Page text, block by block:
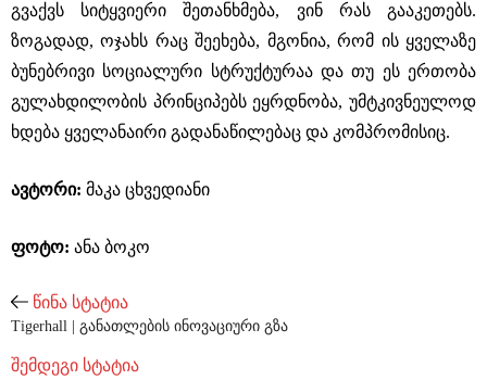
გვაქვს სიტყვიერი შეთანხმება, ვინ რას გააკეთებს.
ზოგადად, ოჯახს რაც შეეხება, მგონია, რომ ის ყველაზე
ბუნებრივი სოციალური სტრუქტურაა და თუ ეს ერთობა
გულახდილობის პრინციპებს ეყრდნობა, უმტკივნეულოდ
ხდება ყველანაირი გადანაწილებაც და კომპრომისიც.
ავტორი: მაკა ცხვედიანი
ფოტო: ანა ბოკო
წინა სტატია
Tigerhall | განათლების ინოვაციური გზა
შემდეგი სტატია